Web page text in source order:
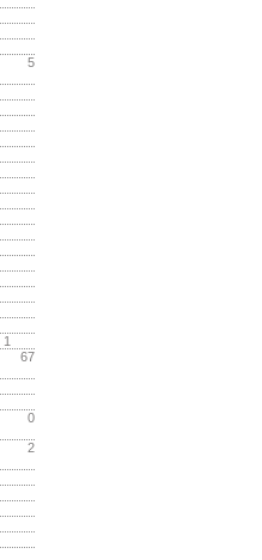
5
1
67
0
2